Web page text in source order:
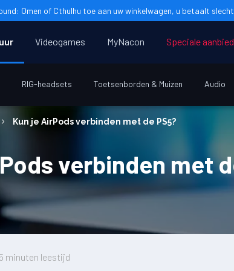
Omen of Cthulhu toe aan uw winkelwagen, u betaalt
RIG-headsets Toetsenborden & Muizen Audio
Videogames MyNacon Speciale
Kun je AirPods verbinden met de PS5?
verbinden met
5 minuten leestijd